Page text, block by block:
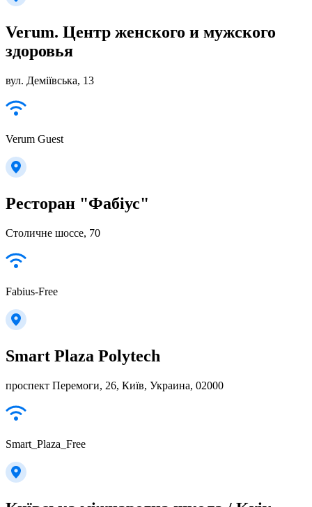
Verum. Центр женского и мужского
здоровья
вул. Деміївська, 13
Verum Guest
Ресторан "Фабіус"
Столичне шоссе, 70
Fabius-Free
Smart Plaza Polytech
проспект Перемоги, 26, Київ, Украина, 02000
Smart_Plaza_Free